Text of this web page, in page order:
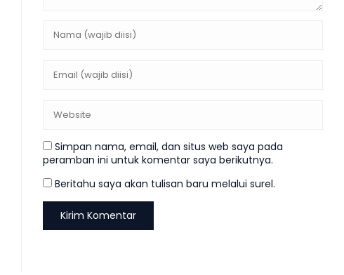
Simpan nama, email, dan situs web saya pada
peramban ini untuk komentar saya berikutnya.
Beritahu saya akan tulisan baru melalui surel.